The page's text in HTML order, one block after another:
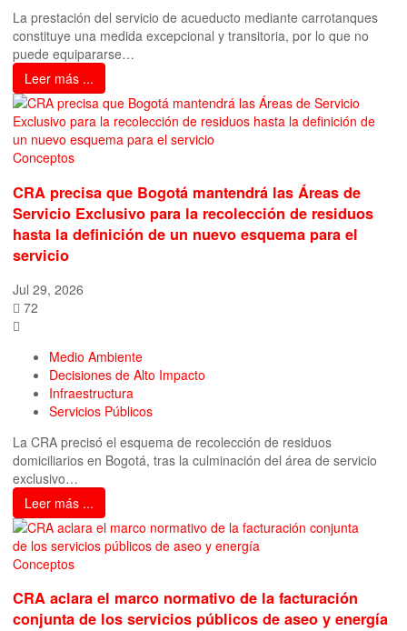
La prestación del servicio de acueducto mediante carrotanques
constituye una medida excepcional y transitoria, por lo que no
puede equipararse…
Leer más ...
Conceptos
CRA precisa que Bogotá mantendrá las Áreas de
Servicio Exclusivo para la recolección de residuos
hasta la definición de un nuevo esquema para el
servicio
Jul 29, 2026
72
Medio Ambiente
Decisiones de Alto Impacto
Infraestructura
Servicios Públicos
La CRA precisó el esquema de recolección de residuos
domiciliarios en Bogotá, tras la culminación del área de servicio
exclusivo…
Leer más ...
Conceptos
CRA aclara el marco normativo de la facturación
conjunta de los servicios públicos de aseo y energía